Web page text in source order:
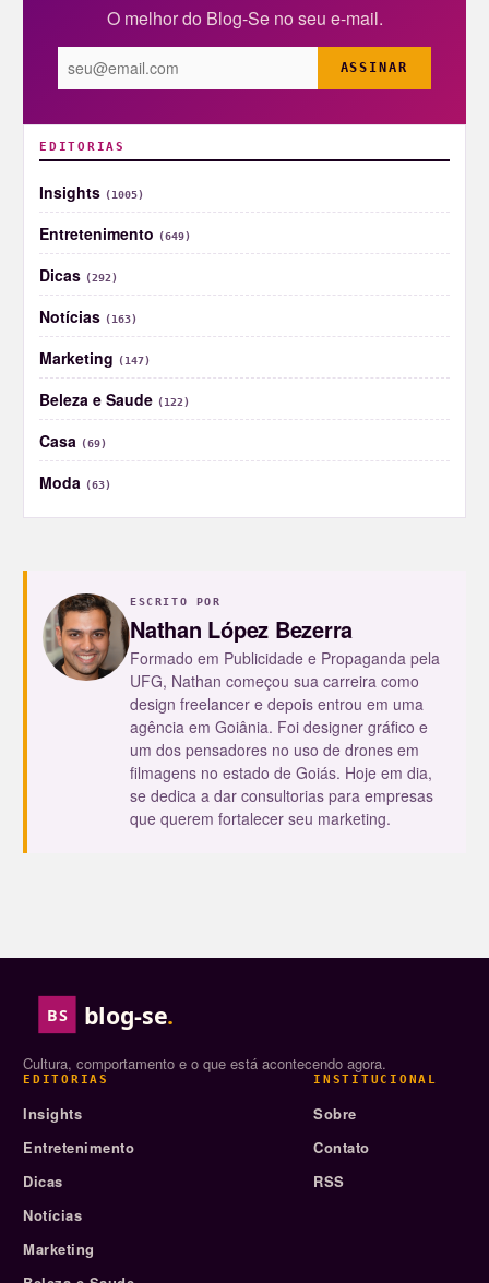
O melhor do Blog-Se no seu e-mail.
ASSINAR
EDITORIAS
Insights (1005)
Entretenimento (649)
Dicas (292)
Notícias (163)
Marketing (147)
Beleza e Saude (122)
Casa (69)
Moda (63)
ESCRITO POR
Nathan López Bezerra
Formado em Publicidade e Propaganda pela
UFG, Nathan começou sua carreira como
design freelancer e depois entrou em uma
agência em Goiânia. Foi designer gráfico e
um dos pensadores no uso de drones em
filmagens no estado de Goiás. Hoje em dia,
se dedica a dar consultorias para empresas
que querem fortalecer seu marketing.
BS blog-se.
Cultura, comportamento e o que está acontecendo agora.
EDITORIAS
Insights
Entretenimento
Dicas
Notícias
Marketing
INSTITUCIONAL
Sobre
Contato
RSS